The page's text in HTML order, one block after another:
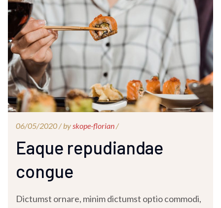
06/05/2020 /by skope-florian /
Eaque repudiandae
congue
Dictumst ornare, minim dictumst optio commodi,